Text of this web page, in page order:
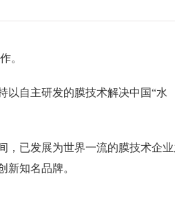
外贸交易
。
以自主研发的膜技术解决中国“水
，已发展为世界一流的膜技术企业
知名品牌。